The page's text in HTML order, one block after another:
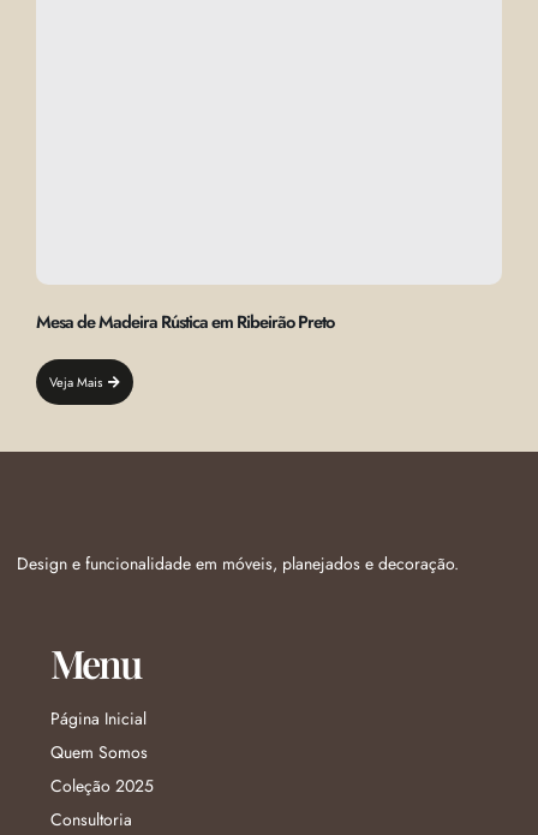
Mesa de Madeira Rústica em Ribeirão Preto
Veja Mais
Design e funcionalidade em móveis, planejados e decoração.
Menu
Página Inicial
Quem Somos
Coleção 2025
Consultoria